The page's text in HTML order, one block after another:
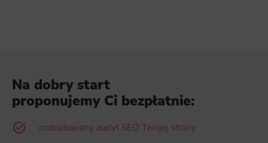
Scope responsible for displaying personalized ads that may be of interest to the user based on browsing history and habits and
demographic criteria. Also, third-party files that, in conjunction with files installed while browsing other websites, profile the
user, providing him or her with the marketing, advertising and retargeting content deemed most appropriate.
Na dobry start
proponujemy Ci bezpłatnie:
rozbudowany audyt SEO Twojej strony